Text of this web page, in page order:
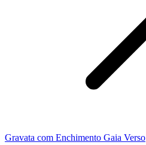
Gravata com Enchimento Gaia Verso